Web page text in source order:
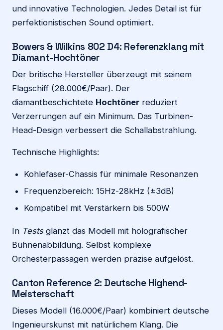
und innovative Technologien. Jedes Detail ist für
perfektionistischen Sound optimiert.
Bowers & Wilkins 802 D4: Referenzklang mit
Diamant-Hochtöner
Der britische Hersteller überzeugt mit seinem
Flagschiff (28.000€/Paar). Der
diamantbeschichtete Hochtöner reduziert
Verzerrungen auf ein Minimum. Das Turbinen-
Head-Design verbessert die Schallabstrahlung.
Technische Highlights:
Kohlefaser-Chassis für minimale Resonanzen
Frequenzbereich: 15Hz-28kHz (±3dB)
Kompatibel mit Verstärkern bis 500W
In Testsglänzt das Modell mit holografischer
Bühnenabbildung. Selbst komplexe
Orchesterpassagen werden präzise aufgelöst.
Canton Reference 2: Deutsche Highend-
Meisterschaft
Dieses Modell (16.000€/Paar) kombiniert deutsche
Ingenieurskunst mit natürlichem Klang. Die